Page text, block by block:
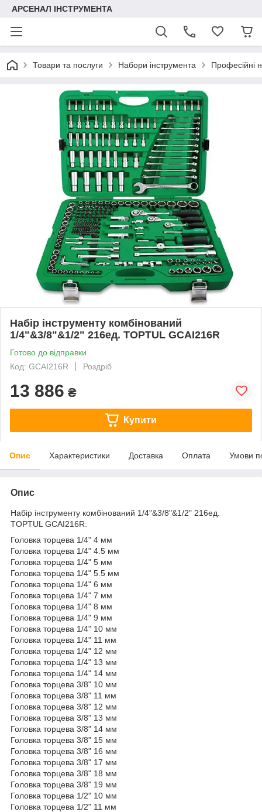
АРСЕНАЛ ІНСТРУМЕНТА
Товари та послуги Набори інструмента Професійні
Набір інструменту комбінований
1/4"&3/8"&1/2" 216ед. TOPTUL GCAI216R
Готово до відправки
Код: GCAI216R
Роздріб
13 886 ₴
Купити
Опис Характеристики Доставка Оплата Умови
Опис
Набір інструменту комбінований 1/4"&3/8"&1/2" 216ед.
TOPTUL GCAI216R:
Головка торцева 1/4" 4 мм
Головка торцева 1/4" 4.5 мм
Головка торцева 1/4" 5 мм
Головка торцева 1/4" 5.5 мм
Головка торцева 1/4" 6 мм
Головка торцева 1/4" 7 мм
Головка торцева 1/4" 8 мм
Головка торцева 1/4" 9 мм
Головка торцева 1/4" 10 мм
Головка торцева 1/4" 11 мм
Головка торцева 1/4" 12 мм
Головка торцева 1/4" 13 мм
Головка торцева 1/4" 14 мм
Головка торцева 3/8" 10 мм
Головка торцева 3/8" 11 мм
Головка торцева 3/8" 12 мм
Головка торцева 3/8" 13 мм
Головка торцева 3/8" 14 мм
Головка торцева 3/8" 15 мм
Головка торцева 3/8" 16 мм
Головка торцева 3/8" 17 мм
Головка торцева 3/8" 18 мм
Головка торцева 3/8" 19 мм
Головка торцева 1/2" 10 мм
Головка торцева 1/2" 11 мм